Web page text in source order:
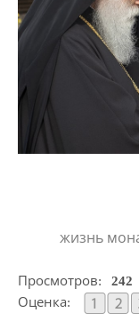
жизнь
Просмотров: 242
Оценка: